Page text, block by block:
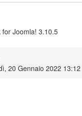
Joomla! 3.10.5
20 Gennaio 2022 13:12